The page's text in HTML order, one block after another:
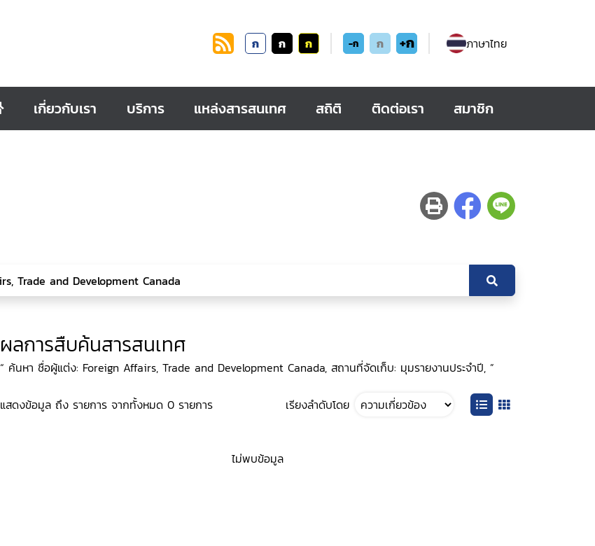
ก ก ก -ก ก +ก ภาษาไทย
เกี่ยวกับเรา บริการ แหล่งสารสนเทศ สถิติ ติดต่อเรา สมาชิก
ผลการสืบค้นสารสนเทศ
“ ค้นหา ชื่อผู้แต่ง: Foreign Affairs, Trade and Development Canada, สถานที่จัดเก็บ: มุมรายงานประจำปี, ”
แสดงข้อมูล ถึง รายการ จากทั้งหมด 0 รายการ เรียงลำดับโดย
ไม่พบข้อมูล